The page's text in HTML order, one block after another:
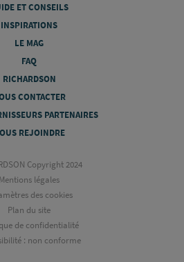
ET CONSEILS
INSPIRATIONS
LE MAG
FAQ
RICHARDSON
CONTACTER
PARTENAIRES
REJOINDRE
Copyright 2024
Mentions légales
des cookies
Plan du site
de confidentialité
: non conforme